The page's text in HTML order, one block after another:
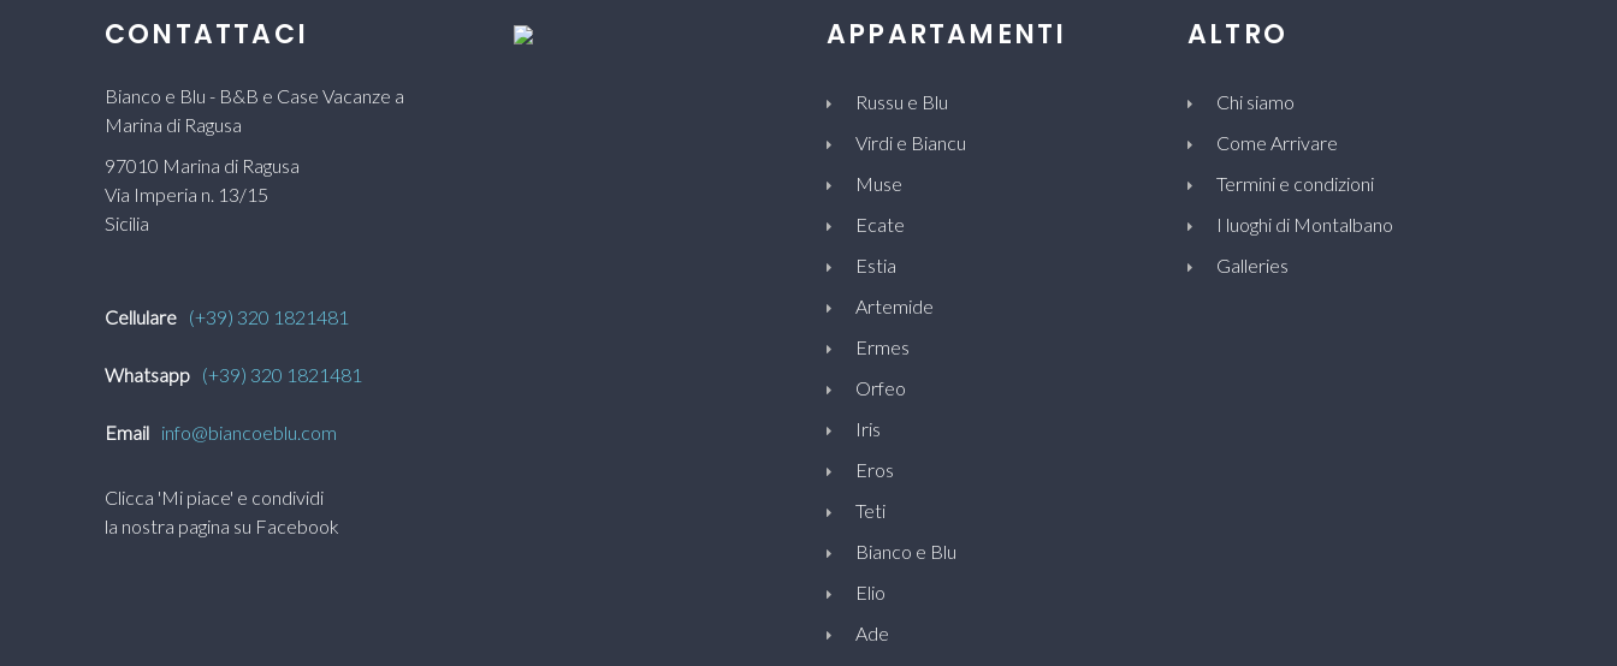
CONTATTACI
Bianco e Blu - B&B e Case Vacanze a
Marina di Ragusa
97010 Marina di Ragusa
Via Imperia n. 13/15
Sicilia
Cellulare (+39) 320 1821481
Whatsapp (+39) 320 1821481
Email info@biancoeblu.com
Clicca 'Mi piace' e condividi
la nostra pagina su Facebook
APPARTAMENTI
Russu e Blu
Virdi e Biancu
Muse
Ecate
Estia
Artemide
Ermes
Orfeo
Iris
Eros
Teti
Bianco e Blu
Elio
Ade
ALTRO
Chi siamo
Come Arrivare
Termini e condizioni
I luoghi di Montalbano
Galleries